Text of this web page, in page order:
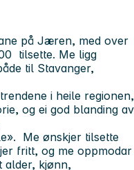
på Jæren, med over
tilsette. Me ligg
til Stavanger,
i heile regionen,
og ei god blanding av
Me ønskjer tilsette
fritt, og me oppmodar
alder, kjønn,